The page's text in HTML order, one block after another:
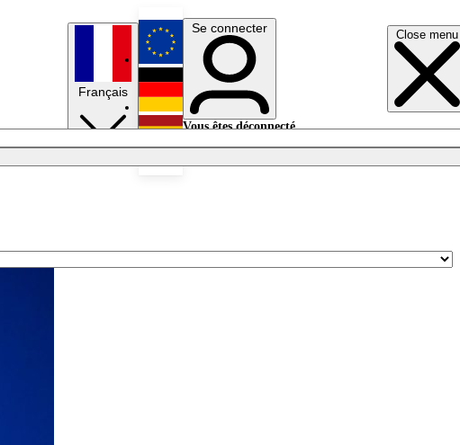
Close menu
Français
English
Deutsch
Se connecter
Vous êtes déconnecté.